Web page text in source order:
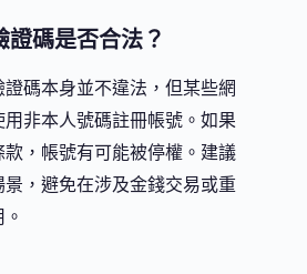
碼是否合法？
碼本身並不違法，但某些網
非本人號碼註冊帳號。如果
，帳號有可能被停權。建議
，避免在涉及金錢交易或重